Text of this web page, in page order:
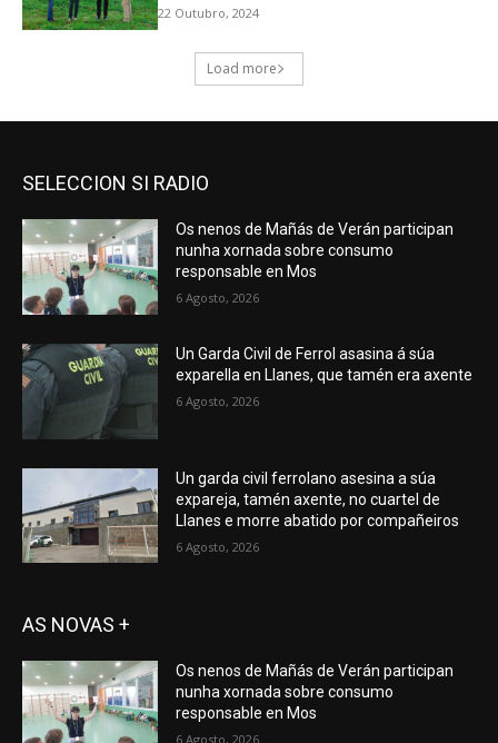
SELECCION SI RADIO
Os nenos de Mañás de Verán participan
nunha xornada sobre consumo
responsable en Mos
6 Agosto, 2026
Un Garda Civil de Ferrol asasina á súa
exparella en Llanes, que tamén era axente
6 Agosto, 2026
Un garda civil ferrolano asesina a súa
expareja, tamén axente, no cuartel de
Llanes e morre abatido por compañeiros
6 Agosto, 2026
AS NOVAS +
Os nenos de Mañás de Verán participan
nunha xornada sobre consumo
responsable en Mos
6 Agosto, 2026